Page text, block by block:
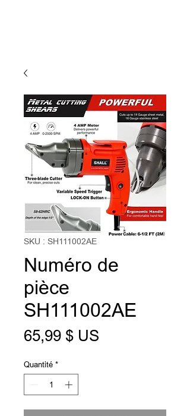
SKU : SH111002AE
Numéro de
pièce
SH111002AE
65,99 $ US
Quantité *